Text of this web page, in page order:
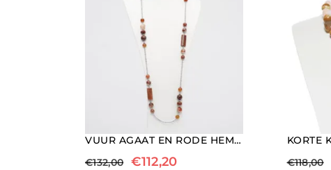
VUUR AGAAT EN RODE HEMATOÏDE KWARTS LANGE KETTING
€132,00 €112,20
€118,00